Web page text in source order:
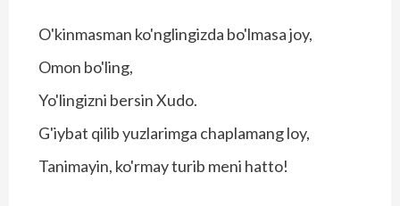
O'kinmasman ko'nglingizda bo'lmasa joy,
Omon bo'ling,
Yo'lingizni bersin Xudo.
G'iybat qilib yuzlarimga chaplamang loy,
Tanimayin, ko'rmay turib meni hatto!